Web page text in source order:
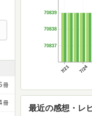
7/21 7/24
70837
70838
70839
最近の感想・レ
冊
冊